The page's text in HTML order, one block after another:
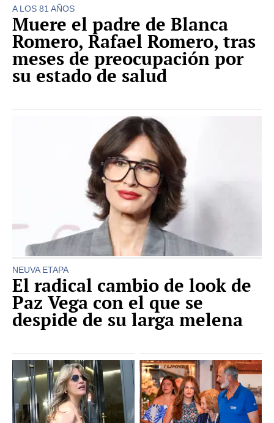
A LOS 81 AÑOS
Muere el padre de Blanca
Romero, Rafael Romero, tras
meses de preocupación por
su estado de salud
NEUVA ETAPA
El radical cambio de look de
Paz Vega con el que se
despide de su larga melena